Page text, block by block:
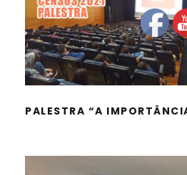
PALESTRA “A
CENSOS”
PALESTRA “A